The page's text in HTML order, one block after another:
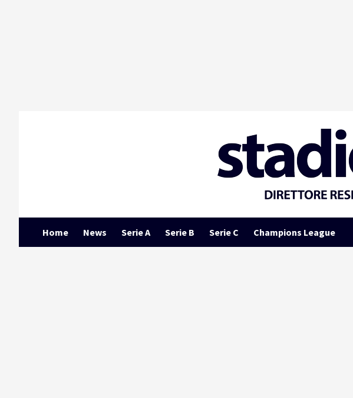
Home News Serie A Serie B Serie C Champions League